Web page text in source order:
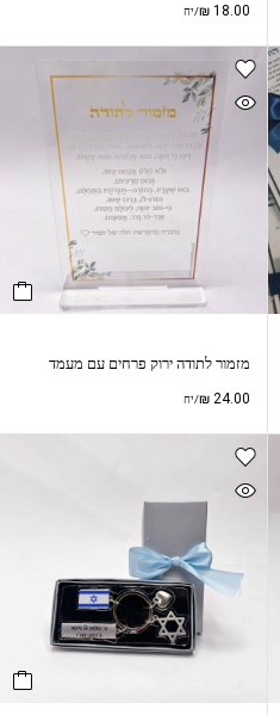
₪18.00 /יח
מזמור לתודה ירוק פרחים עם מעמד
₪24.00 /יח